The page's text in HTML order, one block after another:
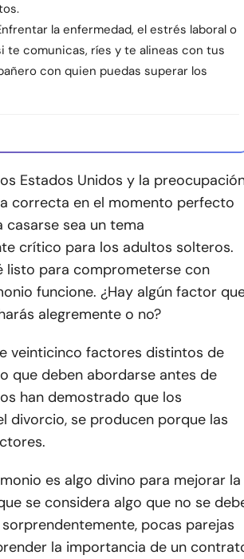
la enfermedad, el estrés laboral o
te comunicas, ríes y te alineas con tus
con quien puedas superar los
Estados Unidos y la
correcta en el momento perfecto
casarse sea un tema
crítico para los adultos solteros.
listo para comprometerse con
funcione. ¿Hay algún factor
alegremente o no?
veinticinco factores distintos de
que deben abordarse antes de
han demostrado que los
divorcio, se producen porque las
es algo divino para mejorar la
se considera algo que no se
pocas parejas
la importancia de un